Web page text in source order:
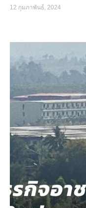
12 กุมภาพันธ์, 2024